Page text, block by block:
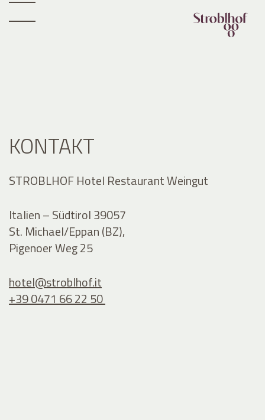
KONTAKT
STROBLHOF Hotel Restaurant Weingut
Italien – Südtirol 39057
St. Michael/Eppan (BZ),
Pigenoer Weg 25
hotel@stroblhof.it
+39 0471 66 22 50